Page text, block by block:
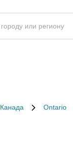
Канада Ontario